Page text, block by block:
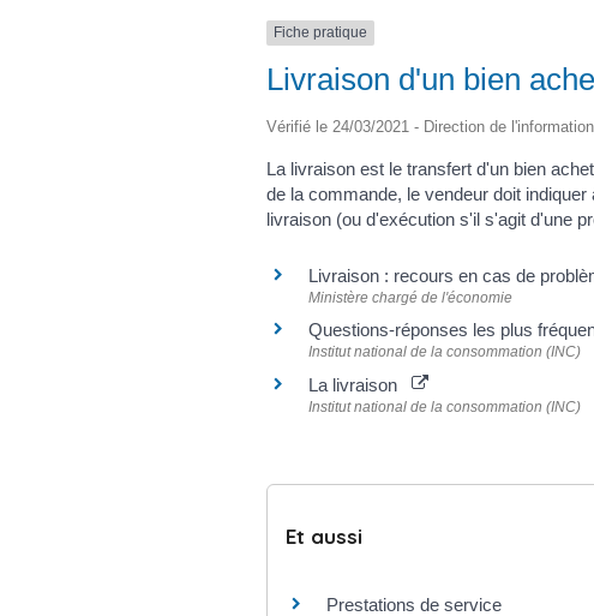
Fiche pratique
Livraison d'un bien
Vérifié le 24/03/2021 - Direction de
La livraison est le transfert d'un bien
de la commande, le vendeur doit
livraison (ou d'exécution s'il s'agit d'une
Livraison : recours en cas de
Ministère chargé de l'économie
Questions-réponses les plus
Institut national de la consommation (INC)
La livraison
Institut national de la consommation (INC)
Et aussi
Prestations de service